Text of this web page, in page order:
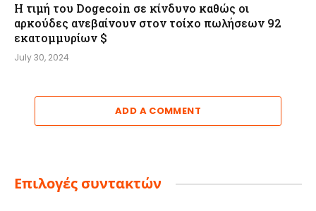
Η τιμή του Dogecoin σε κίνδυνο καθώς οι
αρκούδες ανεβαίνουν στον τοίχο πωλήσεων 92
εκατομμυρίων $
July 30, 2024
ADD A COMMENT
Επιλογές συντακτών